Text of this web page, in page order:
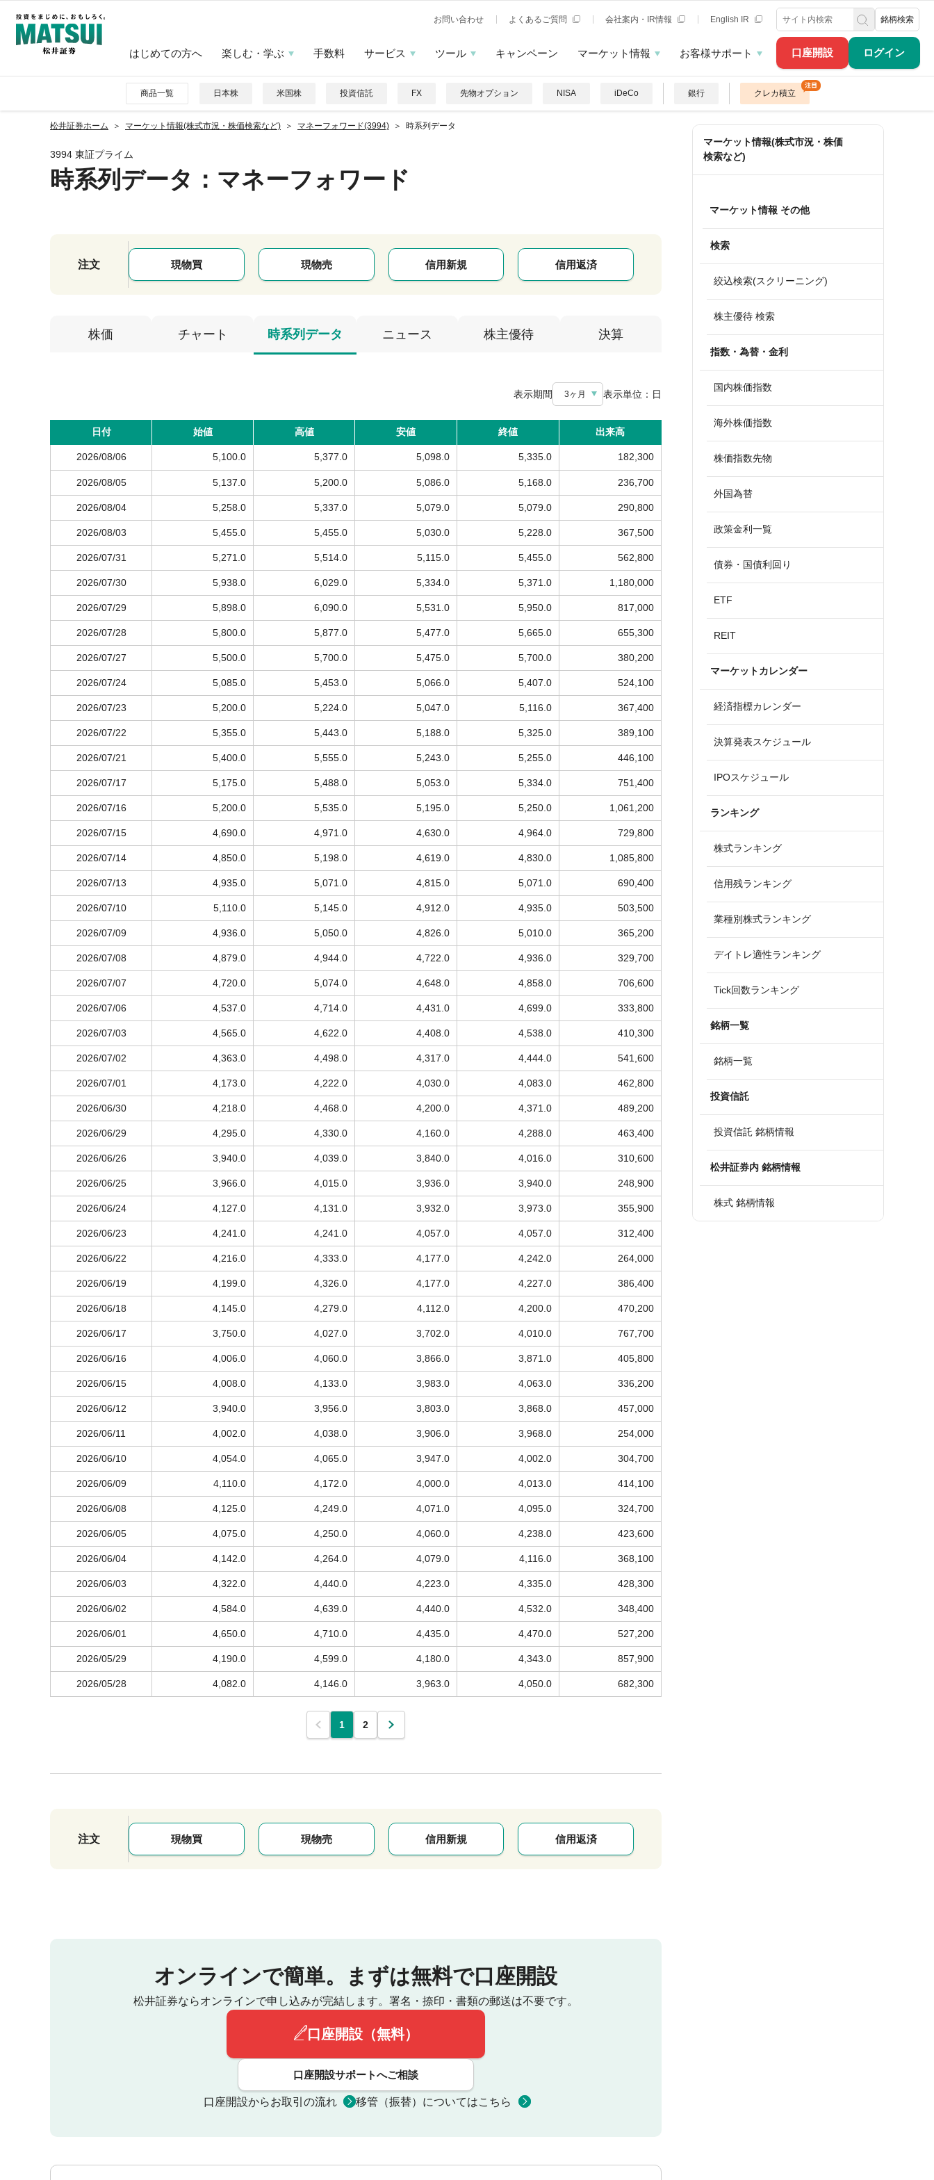
口座開設 ログイン
お問い合わせ よくあるご質問 会社案内・IR情報 English IR 銘柄検索
はじめての方へ 楽しむ・学ぶ 手数料 サービス ツール キャンペーン マーケット情報 お客様サポート
商品一覧 日本株 米国株 投資信託 FX 先物オプション NISA iDeCo 銀行 クレカ積立
松井証券ホーム マーケット情報(株式市況・株価検索など) マネーフォワード(3994) 時系列データ
3994 東証プライム
時系列データ ：マネーフォワード
注文 現物買 現物売 信用新規 信用返済
株価 チャート 時系列データ ニュース 株主優待 決算
表示期間 3ヶ月 表示単位： 日
日付 始値 高値 安値 終値 出来高
2026/08/06 5,100.0 5,377.0 5,098.0 5,335.0 182,300
2026/08/05 5,137.0 5,200.0 5,086.0 5,168.0 236,700
2026/08/04 5,258.0 5,337.0 5,079.0 5,079.0 290,800
2026/08/03 5,455.0 5,455.0 5,030.0 5,228.0 367,500
2026/07/31 5,271.0 5,514.0 5,115.0 5,455.0 562,800
2026/07/30 5,938.0 6,029.0 5,334.0 5,371.0 1,180,000
2026/07/29 5,898.0 6,090.0 5,531.0 5,950.0 817,000
2026/07/28 5,800.0 5,877.0 5,477.0 5,665.0 655,300
2026/07/27 5,500.0 5,700.0 5,475.0 5,700.0 380,200
2026/07/24 5,085.0 5,453.0 5,066.0 5,407.0 524,100
2026/07/23 5,200.0 5,224.0 5,047.0 5,116.0 367,400
2026/07/22 5,355.0 5,443.0 5,188.0 5,325.0 389,100
2026/07/21 5,400.0 5,555.0 5,243.0 5,255.0 446,100
2026/07/17 5,175.0 5,488.0 5,053.0 5,334.0 751,400
2026/07/16 5,200.0 5,535.0 5,195.0 5,250.0 1,061,200
2026/07/15 4,690.0 4,971.0 4,630.0 4,964.0 729,800
2026/07/14 4,850.0 5,198.0 4,619.0 4,830.0 1,085,800
2026/07/13 4,935.0 5,071.0 4,815.0 5,071.0 690,400
2026/07/10 5,110.0 5,145.0 4,912.0 4,935.0 503,500
2026/07/09 4,936.0 5,050.0 4,826.0 5,010.0 365,200
2026/07/08 4,879.0 4,944.0 4,722.0 4,936.0 329,700
2026/07/07 4,720.0 5,074.0 4,648.0 4,858.0 706,600
2026/07/06 4,537.0 4,714.0 4,431.0 4,699.0 333,800
2026/07/03 4,565.0 4,622.0 4,408.0 4,538.0 410,300
2026/07/02 4,363.0 4,498.0 4,317.0 4,444.0 541,600
2026/07/01 4,173.0 4,222.0 4,030.0 4,083.0 462,800
2026/06/30 4,218.0 4,468.0 4,200.0 4,371.0 489,200
2026/06/29 4,295.0 4,330.0 4,160.0 4,288.0 463,400
2026/06/26 3,940.0 4,039.0 3,840.0 4,016.0 310,600
2026/06/25 3,966.0 4,015.0 3,936.0 3,940.0 248,900
2026/06/24 4,127.0 4,131.0 3,932.0 3,973.0 355,900
2026/06/23 4,241.0 4,241.0 4,057.0 4,057.0 312,400
2026/06/22 4,216.0 4,333.0 4,177.0 4,242.0 264,000
2026/06/19 4,199.0 4,326.0 4,177.0 4,227.0 386,400
2026/06/18 4,145.0 4,279.0 4,112.0 4,200.0 470,200
2026/06/17 3,750.0 4,027.0 3,702.0 4,010.0 767,700
2026/06/16 4,006.0 4,060.0 3,866.0 3,871.0 405,800
2026/06/15 4,008.0 4,133.0 3,983.0 4,063.0 336,200
2026/06/12 3,940.0 3,956.0 3,803.0 3,868.0 457,000
2026/06/11 4,002.0 4,038.0 3,906.0 3,968.0 254,000
2026/06/10 4,054.0 4,065.0 3,947.0 4,002.0 304,700
2026/06/09 4,110.0 4,172.0 4,000.0 4,013.0 414,100
2026/06/08 4,125.0 4,249.0 4,071.0 4,095.0 324,700
2026/06/05 4,075.0 4,250.0 4,060.0 4,238.0 423,600
2026/06/04 4,142.0 4,264.0 4,079.0 4,116.0 368,100
2026/06/03 4,322.0 4,440.0 4,223.0 4,335.0 428,300
2026/06/02 4,584.0 4,639.0 4,440.0 4,532.0 348,400
2026/06/01 4,650.0 4,710.0 4,435.0 4,470.0 527,200
2026/05/29 4,190.0 4,599.0 4,180.0 4,343.0 857,900
2026/05/28 4,082.0 4,146.0 3,963.0 4,050.0 682,300
1 2
注文 現物買 現物売 信用新規 信用返済
オンラインで簡単。 まずは無料で口座開設
松井証券ならオンラインで申し込みが完結します。 署名・捺印・書類の郵送は不要です。
口座開設（無料）
口座開設サポートへご相談
口座開設からお取引の流れ 移管（振替）についてはこちら
マーケット情報(株式市況・株価
検索など)
マーケット情報 その他
検索
絞込検索(スクリーニング)
株主優待 検索
指数・為替・金利
国内株価指数
海外株価指数
株価指数先物
外国為替
政策金利一覧
債券・国債利回り
ETF
REIT
マーケットカレンダー
経済指標カレンダー
決算発表スケジュール
IPOスケジュール
ランキング
株式ランキング
信用残ランキング
業種別株式ランキング
デイトレ適性ランキング
Tick回数ランキング
銘柄一覧
銘柄一覧
投資信託
投資信託 銘柄情報
松井証券内 銘柄情報
株式 銘柄情報